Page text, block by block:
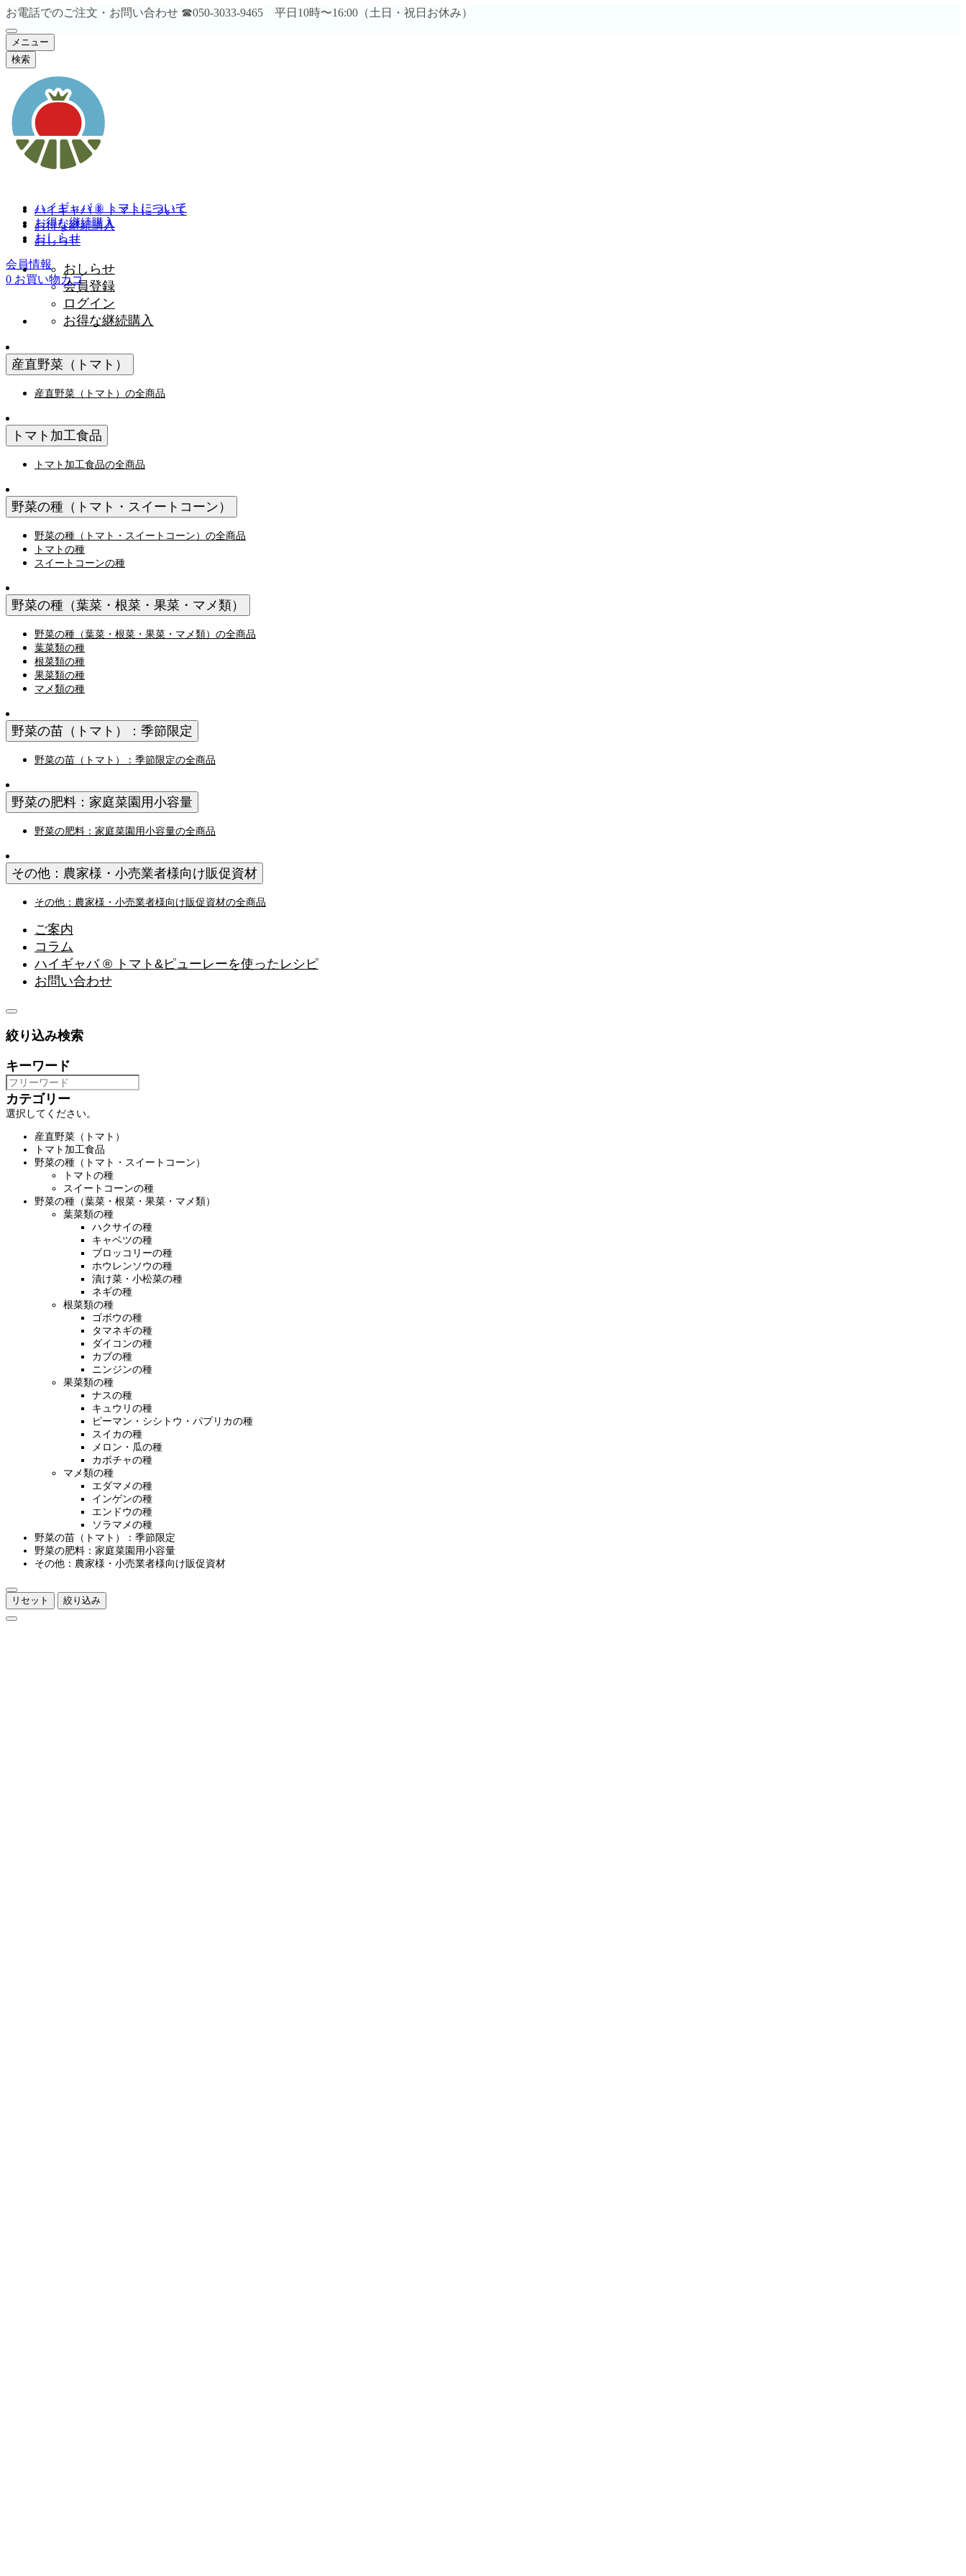
お電話でのご注文・お問い合わせ ☎︎050-3033-9465 平日10時〜16:00（土日・祝日お休み）
メニュー
検索
ハイギャバ ® トマトについて
お得な継続購入
おしらせ
会員情報
0 お買い物カゴ
ハイギャバ ® トマトについて
お得な継続購入
おしらせ
おしらせ
会員登録
ログイン
お得な継続購入
産直野菜（トマト）
産直野菜（トマト）の全商品
トマト加工食品
トマト加工食品の全商品
野菜の種（トマト・スイートコーン）
野菜の種（トマト・スイートコーン）の全商品
トマトの種
スイートコーンの種
野菜の種（葉菜・根菜・果菜・マメ類）
野菜の種（葉菜・根菜・果菜・マメ類）の全商品
葉菜類の種
根菜類の種
果菜類の種
マメ類の種
野菜の苗（トマト）：季節限定
野菜の苗（トマト）：季節限定の全商品
野菜の肥料：家庭菜園用小容量
野菜の肥料：家庭菜園用小容量の全商品
その他：農家様・小売業者様向け販促資材
その他：農家様・小売業者様向け販促資材の全商品
ご案内
コラム
ハイギャバ ® トマト&ピューレーを使ったレシピ
お問い合わせ
絞り込み検索
キーワード
カテゴリー
選択してください。
産直野菜（トマト）
トマト加工食品
野菜の種（トマト・スイートコーン）
トマトの種
スイートコーンの種
野菜の種（葉菜・根菜・果菜・マメ類）
葉菜類の種
ハクサイの種
キャベツの種
ブロッコリーの種
ホウレンソウの種
漬け菜・小松菜の種
ネギの種
根菜類の種
ゴボウの種
タマネギの種
ダイコンの種
カブの種
ニンジンの種
果菜類の種
ナスの種
キュウリの種
ピーマン・シシトウ・パプリカの種
スイカの種
メロン・瓜の種
カボチャの種
マメ類の種
エダマメの種
インゲンの種
エンドウの種
ソラマメの種
野菜の苗（トマト）：季節限定
野菜の肥料：家庭菜園用小容量
その他：農家様・小売業者様向け販促資材
リセット 絞り込み